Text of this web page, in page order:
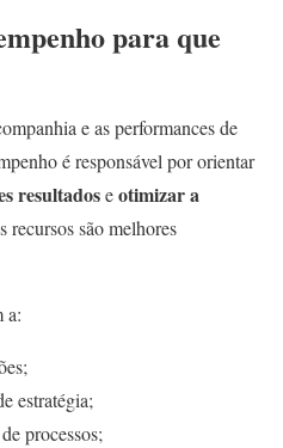
para que
e as performances de
é responsável por orientar
resultadoseotimizar a
recursos são melhores
a:
estratégia;
processos;